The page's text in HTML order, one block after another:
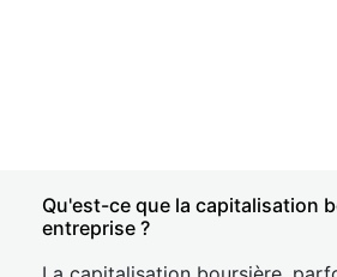
Qu'est-ce que la capitalisation
entreprise ?